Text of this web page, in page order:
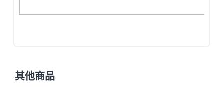
其他商品